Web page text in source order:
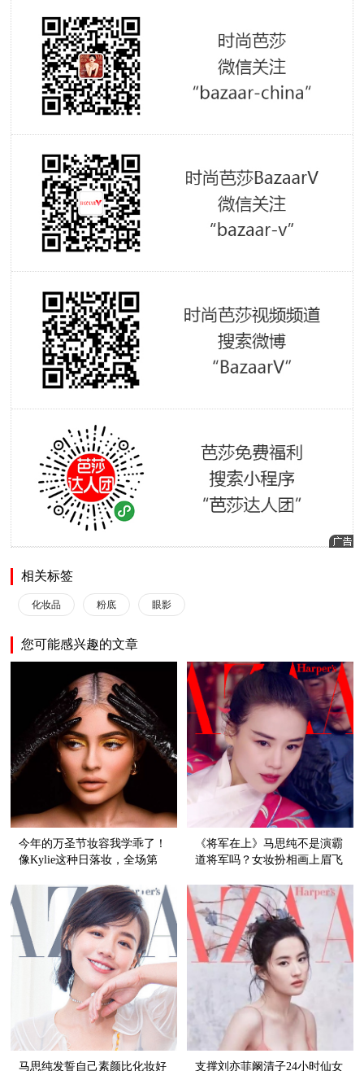
相关标签
化妆品 粉底 眼影
您可能感兴趣的文章
今年的万圣节妆容我学乖了！
像Kylie这种日落妆，全场第
《将军在上》马思纯不是演霸
道将军吗？女妆扮相画上眉飞
马思纯发誓自己素颜比化妆好 支撑刘亦菲阚清子24小时仙女